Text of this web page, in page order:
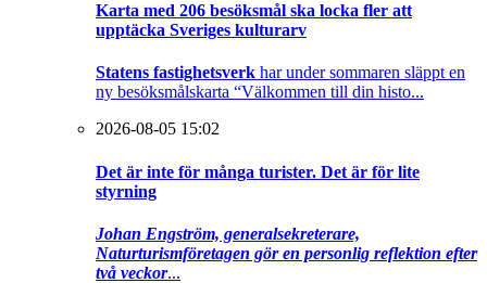
Karta med 206 besöksmål ska locka fler att
upptäcka Sveriges kulturarv
Statens fastighetsverk har under sommaren släppt en
ny besöksmålskarta “Välkommen till din histo...
2026-08-05 15:02
Det är inte för många turister. Det är för lite
styrning
Johan Engström, generalsekreterare,
Naturturismföretagen gör en personlig reflektion efter
två veckor...